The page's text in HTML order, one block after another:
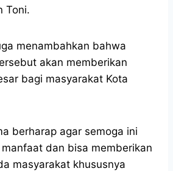
Toni.
menambahkan bahwa
akan memberikan
bagi masyarakat Kota
berharap agar semoga ini
dan bisa memberikan
masyarakat khususnya